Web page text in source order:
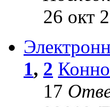
26 окт
1, 2
17